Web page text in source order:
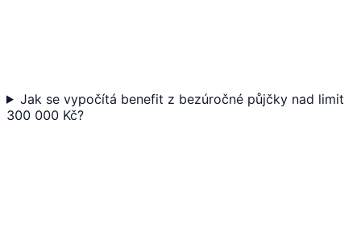
Jak se vypočítá benefit z bezúročné půjčky nad limit
300 000 Kč?